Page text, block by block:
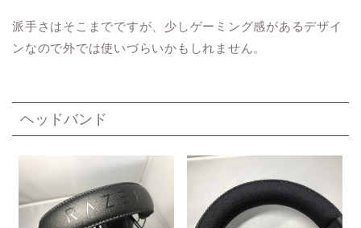
派手さはそこまでですが、少しゲーミング感があるデザイ
ンなので外では使いづらいかもしれません。
ヘッドバンド